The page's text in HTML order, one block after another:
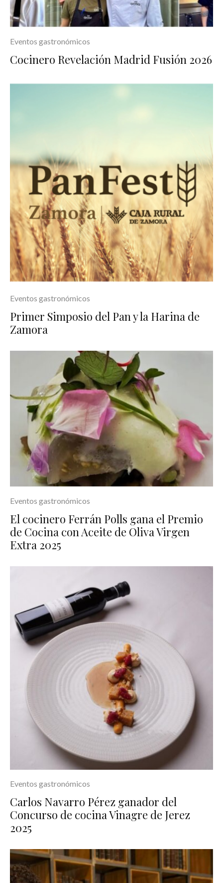
Eventos gastronómicos
Cocinero Revelación Madrid Fusión 2026
Eventos gastronómicos
Primer Simposio del Pan y la Harina de
Zamora
Eventos gastronómicos
El cocinero Ferrán Polls gana el Premio
de Cocina con Aceite de Oliva Virgen
Extra 2025
Eventos gastronómicos
Carlos Navarro Pérez ganador del
Concurso de cocina Vinagre de Jerez
2025